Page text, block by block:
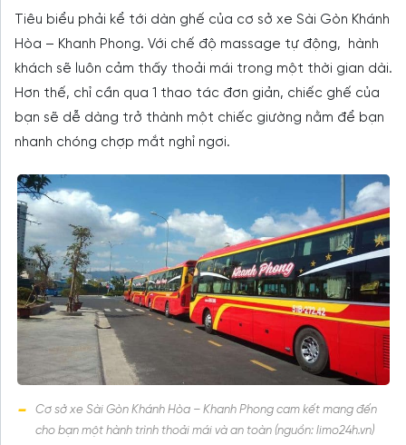
Tiêu biểu phải kể tới dàn ghế của cơ sở xe Sài Gòn Khánh
Hòa – Khanh Phong. Với chế độ massage tự động, hành
khách sẽ luôn cảm thấy thoải mái trong một thời gian dài.
Hơn thế, chỉ cần qua 1 thao tác đơn giản, chiếc ghế của
bạn sẽ dễ dàng trở thành một chiếc giường nằm để bạn
nhanh chóng chợp mắt nghỉ ngơi.
Cơ sở xe Sài Gòn Khánh Hòa – Khanh Phong cam kết mang đến
cho bạn một hành trình thoải mái và an toàn (nguồn: limo24h.vn)